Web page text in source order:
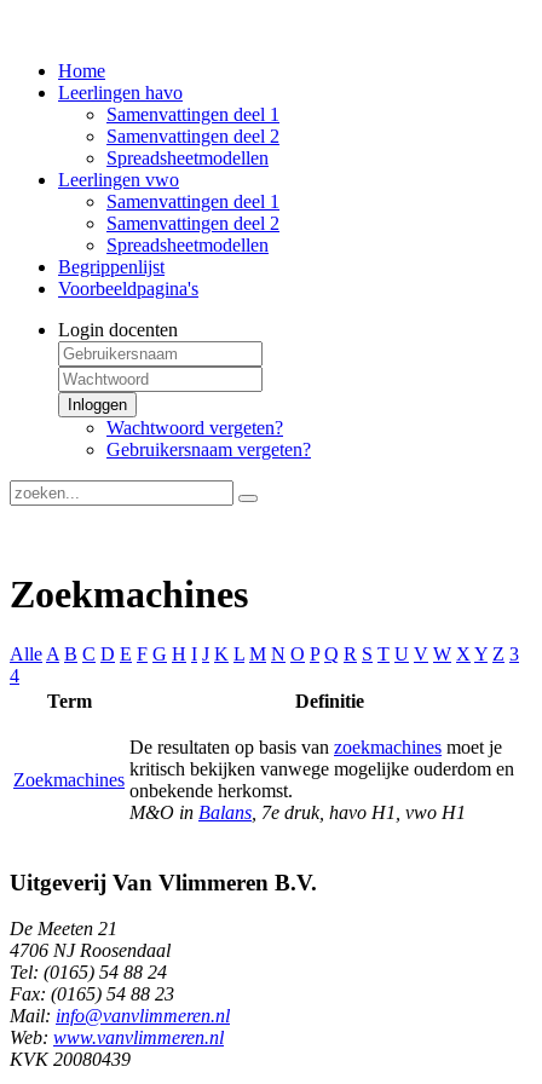
Home
Leerlingen havo
Samenvattingen deel 1
Samenvattingen deel 2
Spreadsheetmodellen
Leerlingen vwo
Samenvattingen deel 1
Samenvattingen deel 2
Spreadsheetmodellen
Begrippenlijst
Voorbeeldpagina's
Login docenten
Inloggen
Wachtwoord vergeten?
Gebruikersnaam vergeten?
Zoekmachines
Alle A B C D E F G H I J K L M N O P Q R S T U V W X Y Z 3
4
Term
Definitie
Zoekmachines
De resultaten op basis van zoekmachines moet je
kritisch bekijken vanwege mogelijke ouderdom en
onbekende herkomst.
M&O in Balans , 7e druk, havo H1, vwo H1
Uitgeverij Van Vlimmeren B.V.
De Meeten 21
4706 NJ Roosendaal
Tel: (0165) 54 88 24
Fax: (0165) 54 88 23
Mail: info@vanvlimmeren.nl
Web: www.vanvlimmeren.nl
KVK 20080439